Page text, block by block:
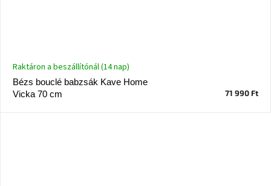
Bézs bouclé babzsák Kave Home
Vicka 70 cm
Raktáron a beszállítónál (14 nap)
71 990 Ft